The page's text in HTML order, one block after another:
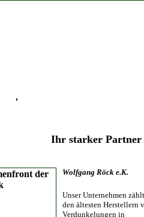
Ihr starker Partner
Wolfgang Röck e.K.
Unser Unternehmen
den ältesten Herstellern
Verdunkelungen in